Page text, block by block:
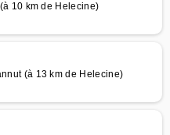
10 km de Helecine)
(à 13 km de Helecine)